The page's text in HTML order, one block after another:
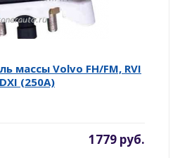
массы Volvo FH/FM, RVI
(250A)
1779 руб.